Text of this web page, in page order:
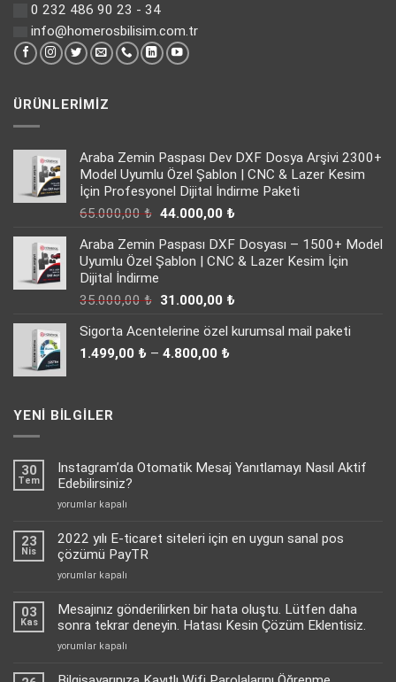
0 232 486 90 23 - 34
info@homerosbilisim.com.tr
ÜRÜNLERIMIZ
Araba Zemin Paspası Dev DXF Dosya Arşivi 2300+
Model Uyumlu Özel Şablon | CNC & Lazer Kesim
İçin Profesyonel Dijital İndirme Paketi
65.000,00₺ Orijinal
65.000,00 ₺.
44.000,00 ₺Şu
fiyat:
44.000,00 ₺.
Araba Zemin Paspası DXF Dosyası – 1500+ Model
Uyumlu Özel Şablon | CNC & Lazer Kesim İçin
Dijital İndirme
35.000,00₺ Orijinal
35.000,00 ₺.
31.000,00 ₺Şu
fiyat:
Sigorta Acentelerine özel kurumsal mail paketi
1.499,00 ₺ – 4.800,00 ₺
YENI BILGILER
30
Tem
Instagram’da Otomatik Mesaj Yanıtlamayı Nasıl Aktif
Edebilirsiniz?
Instagram’da
Mesaj
Yanıtlamayı
Nasıl
Aktif
için
yorumlar kapalı
23
Nis
2022 yılı E-ticaret siteleri için en uygun sanal pos
çözümü PayTR
2022
E-
için
yorumlar kapalı
03
Kas
Mesajınız gönderilirken bir hata oluştu. Lütfen daha
sonra tekrar deneyin. Hatası Kesin Çözüm Eklentisiz.
Mesajınız
bir
yorumlar kapalı